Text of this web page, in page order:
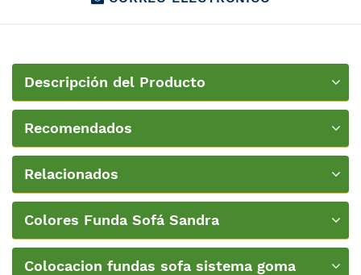
Descripción del Producto
Recomendados
Relacionados
Colores Funda Sofá Sandra
Colocacion fundas sofa sistema goma